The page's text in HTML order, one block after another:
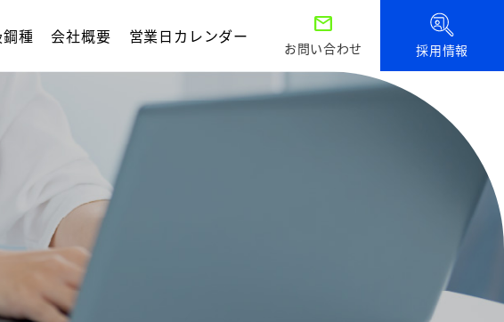
種 会社概要 営業日カレンダー mail
お問い合わせ 採用情報